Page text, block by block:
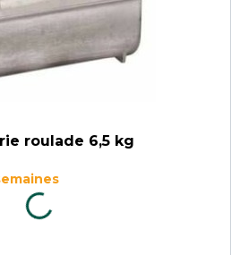
roulade 6,5 kg